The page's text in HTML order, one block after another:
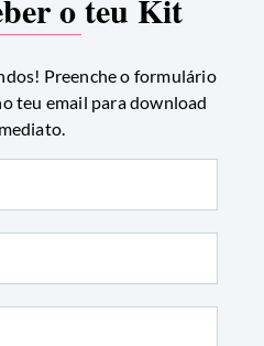
o teu Kit
Preenche o formulário
teu email para download